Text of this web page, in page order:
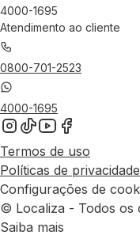
4000-1695
Atendimento ao cliente
0800-701-2523
4000-1695
Termos de uso
Políticas de privacidade
Configurações de
© Localiza - Todos os
Saiba mais